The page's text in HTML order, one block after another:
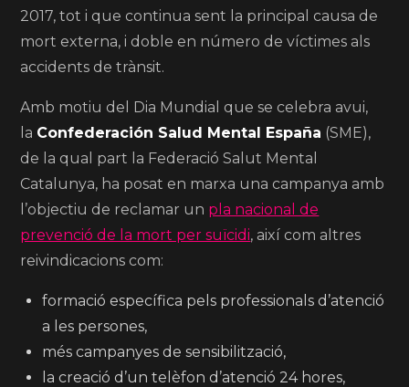
2017, tot i que continua sent la principal causa de
mort externa, i doble en número de víctimes als
accidents de trànsit.
Amb motiu del Dia Mundial que se celebra avui,
la Confederación Salud Mental España (SME),
de la qual part la Federació Salut Mental
Catalunya, ha posat en marxa una campanya amb
l’objectiu de reclamar un pla nacional de
prevenció de la mort per suïcidi, així com altres
reivindicacions com:
formació específica pels professionals d’atenció
a les persones,
més campanyes de sensibilització,
la creació d’un telèfon d’atenció 24 hores,